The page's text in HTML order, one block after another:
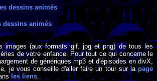
dessins animés
dessins animés
images (aux formats gif, jpg et png) de tous les
de votre enfance. Pour tout ce qui concerne le
de génériques mp3 et d'épisodes en divX,
je vous conseille d'aller faire un tour sur la page
les liens.